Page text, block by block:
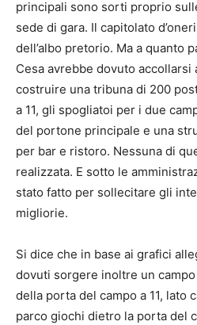
principali sono sorti proprio
sede di gara. Il capitolato
dell’albo pretorio. Ma a quanto
Cesa avrebbe dovuto accollarsi
costruire una tribuna di 200
a 11, gli spogliatoi per i due
del portone principale e una
per bar e ristoro. Nessuna di
realizzata. E sotto le
stato fatto per sollecitare gli
migliorie.
Si dice che in base ai grafici
dovuti sorgere inoltre un
della porta del campo a 11, lato
parco giochi dietro la porta del